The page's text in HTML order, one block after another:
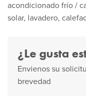
acondicionado frío /
solar, lavadero,
¿Le gusta
Envienos su
brevedad